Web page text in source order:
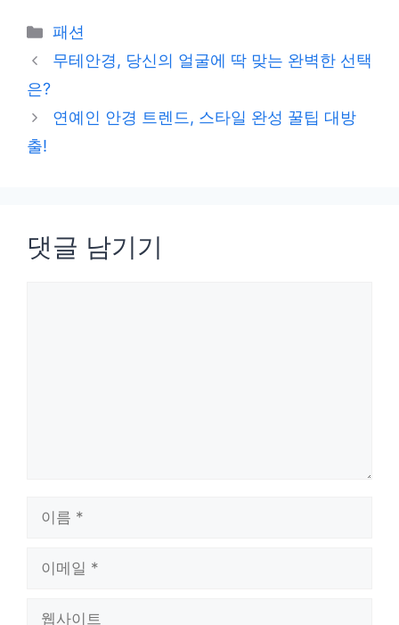
카
테
패션
무테안경, 당신의 얼굴에 딱 맞는 완벽한 선택
은?
연예인 안경 트렌드, 스타일 완성 꿀팁 대방
출!
댓글 남기기